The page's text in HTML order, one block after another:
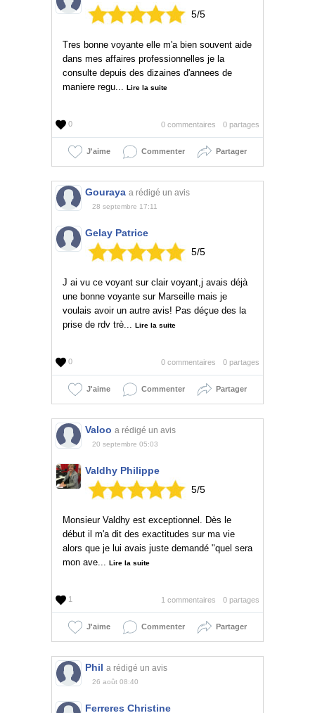
5/5
Tres bonne voyante elle m'a bien souvent aide
dans mes affaires professionnelles je la
consulte depuis des dizaines d'annees de
maniere regu...
Lire la suite
0 0 partages
0 commentaires
J'aime Commenter Partager
Gouraya a rédigé un avis
28 septembre 17:11
Gelay Patrice
5/5
J ai vu ce voyant sur clair voyant,j avais déjà
une bonne voyante sur Marseille mais je
voulais avoir un autre avis! Pas déçue des la
prise de rdv trè...
Lire la suite
0 0 partages
0 commentaires
J'aime Commenter Partager
Valoo a rédigé un avis
20 septembre 05:03
Valdhy Philippe
5/5
Monsieur Valdhy est exceptionnel. Dès le
début il m'a dit des exactitudes sur ma vie
alors que je lui avais juste demandé "quel sera
mon ave...
Lire la suite
1 0 partages
1 commentaires
J'aime Commenter Partager
Phil a rédigé un avis
26 août 08:40
Ferreres Christine